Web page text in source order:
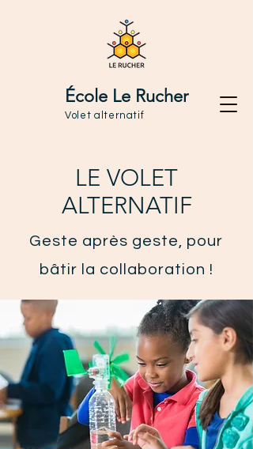
École Le Rucher
Volet alternatif
LE VOLET
ALTERNATIF
Geste après geste, pour
bâtir la collaboration !